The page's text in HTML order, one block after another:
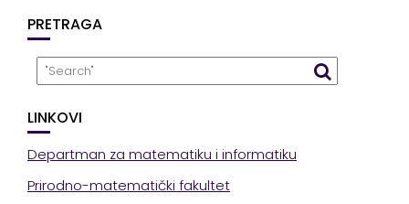
PRETRAGA
LINKOVI
Departman za matematiku i informatiku
Prirodno-matematički fakultet